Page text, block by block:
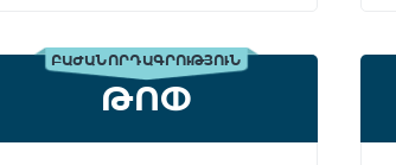
ԲԱԺԱՆՈՐԴԱԳՐՈՒԹՅՈՒՆ
ԹՈՓ